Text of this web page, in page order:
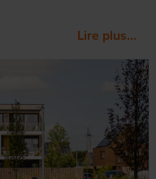
Lire plus...